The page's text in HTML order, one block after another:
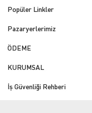
Popüler Linkler
Pazaryerlerimiz
ÖDEME
KURUMSAL
İş Güvenliği Rehberi